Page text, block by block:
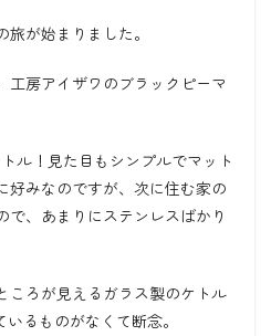
が始まりました。
工房アイザワのブラックピーマ
ル！見た目もシンプルでマット
好みなのですが、次に住む家の
で、あまりにステンレスばかり
ころが見えるガラス製のケトル
るものがなくて断念。